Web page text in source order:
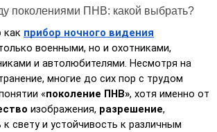
как прибор ночного видения
военными, но и охотниками,
и автолюбителями. Несмотря на
многие до сих пор с трудом
«поколение ПНВ», хотя именно от
изображения, разрешение,